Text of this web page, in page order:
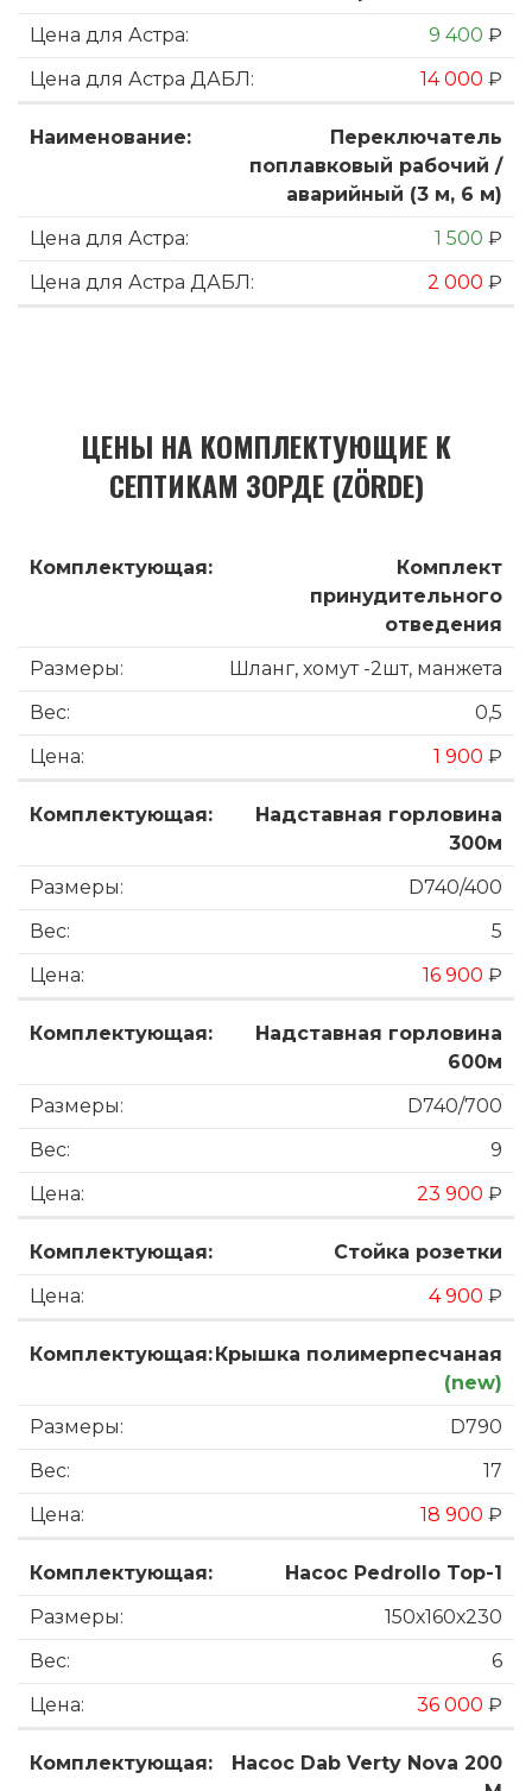
9 400 ₽
14 000 ₽
Переключатель
поплавковый рабочий /
аварийный (3 м, 6 м)
1 500 ₽
2 000 ₽
ЦЕНЫ НА КОМПЛЕКТУЮЩИЕ К
СЕПТИКАМ ЗОРДЕ (ZÖRDE)
Комплект
принудительного
отведения
Шланг, хомут -2шт, манжета
0,5
1 900 ₽
Надставная горловина
300м
D740/400
5
16 900 ₽
Надставная горловина
600м
D740/700
9
23 900 ₽
Стойка розетки
4 900 ₽
Крышка полимерпесчаная
(new)
D790
17
18 900 ₽
Насос Pedrollo Top-1
150х160х230
6
36 000 ₽
Насос Dab Verty Nova 200